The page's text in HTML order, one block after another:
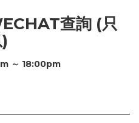
查詢 (只
～ 18:00pm